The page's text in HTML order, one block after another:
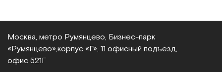
Москва, метро Румянцево, Бизнес‑парк
«Румянцево», корпус «Г», 11 офисный подъезд,
офис 521Г